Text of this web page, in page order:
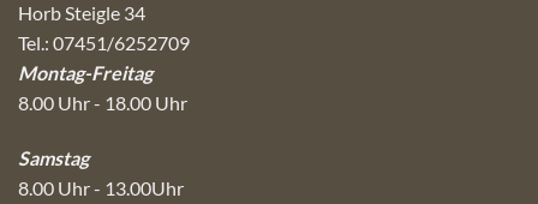
Horb Steigle 34
Tel.: 07451/6252709
Montag-Freitag
8.00 Uhr - 18.00 Uhr
Samstag
8.00 Uhr - 13.00Uhr